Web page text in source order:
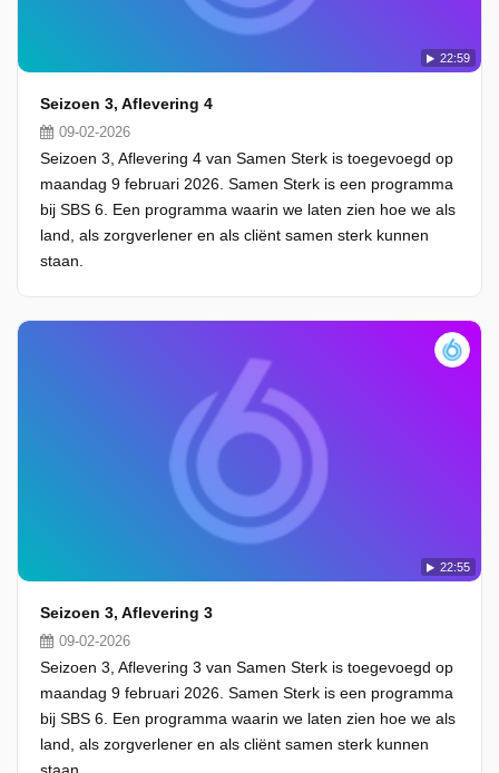
22:59
Seizoen 3, Aflevering 4
09-02-2026
Seizoen 3, Aflevering 4 van Samen Sterk is toegevoegd op
maandag 9 februari 2026. Samen Sterk is een programma
bij SBS 6. Een programma waarin we laten zien hoe we als
land, als zorgverlener en als cliënt samen sterk kunnen
staan.
22:55
Seizoen 3, Aflevering 3
09-02-2026
Seizoen 3, Aflevering 3 van Samen Sterk is toegevoegd op
maandag 9 februari 2026. Samen Sterk is een programma
bij SBS 6. Een programma waarin we laten zien hoe we als
land, als zorgverlener en als cliënt samen sterk kunnen